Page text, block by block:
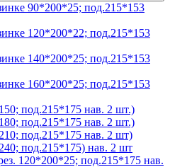
90*200*25; под.215*153
120*200*22; под.215*153
140*200*25; под.215*153
160*200*25; под.215*153
под.215*175 нав. 2 шт.)
под.215*175 нав. 2 шт.)
под.215*175 нав. 2 шт)
под.215*175) нав. 2 шт
120*200*25; под.215*175 нав.